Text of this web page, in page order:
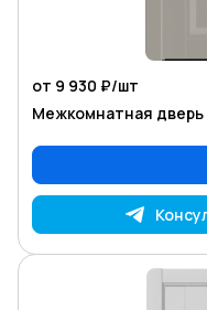
от 9 930 ₽/шт
Межкомнатная